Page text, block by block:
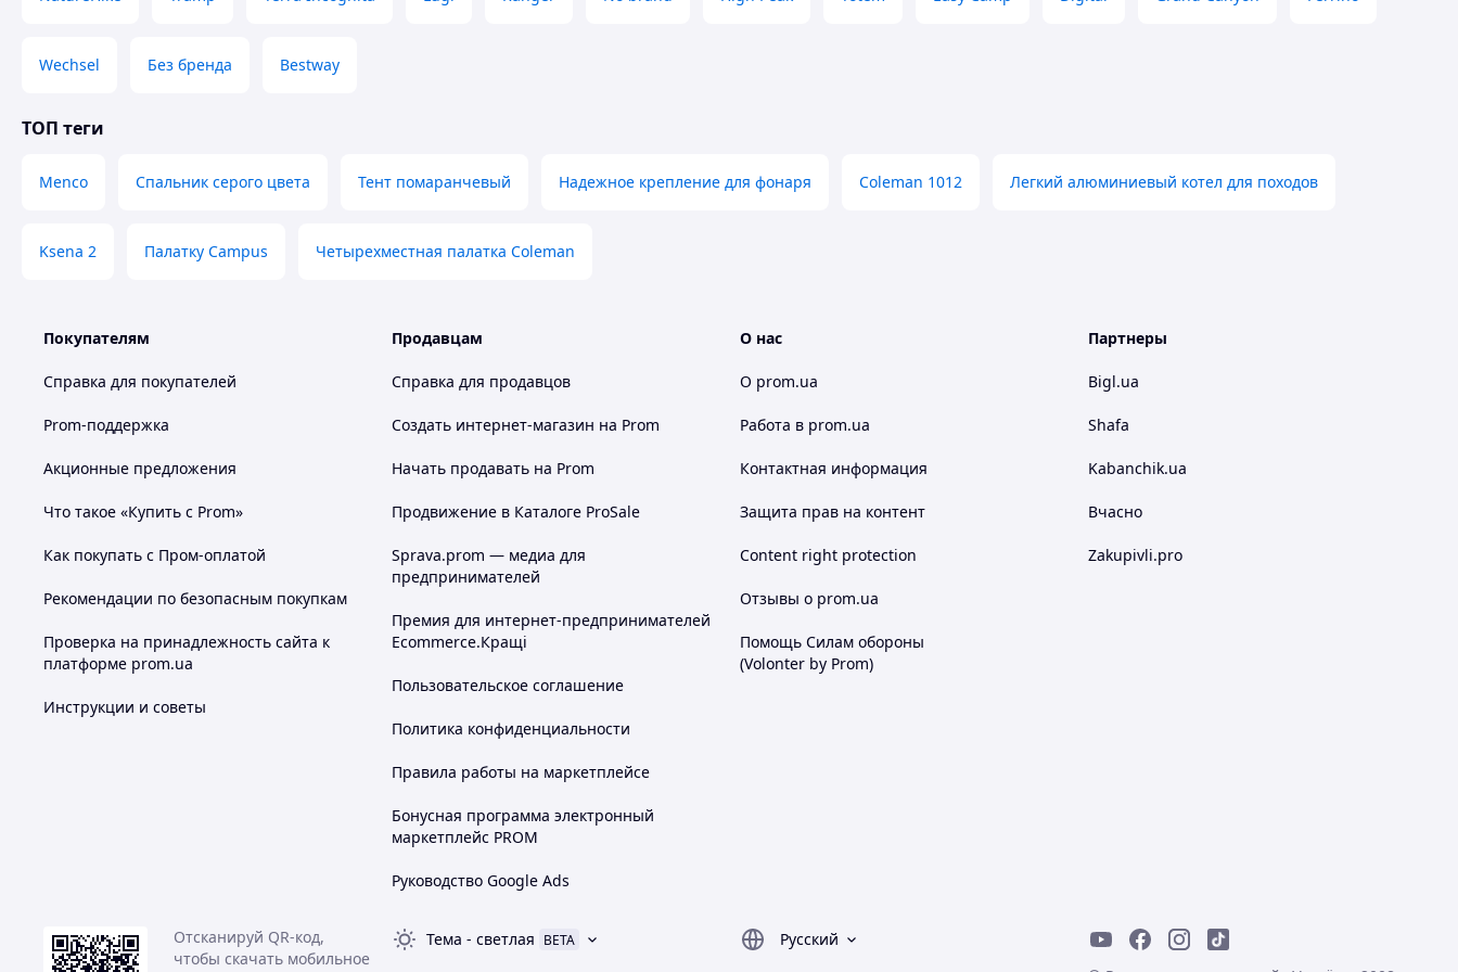
рыбалки и охоты
Преимущества:
Просторная зона внутри – комфортно для сна и отдыха
Удобная высота – можно сидеть без дискомфорта
Защита от дождя и ветра – надежные материалы
Хорошая вентиляция – окна с москитными сетками
Навес у входа – дополнительное укрытие от солнца и осадков
Wechsel Без бренда Bestway
ТОП теги
Menco Спальник серого цвета Тент помаранчевый Надежное крепление для фонаря Coleman 1012 Легкий алюминиевый котел для походов
Ksena 2 Палатку Campus Четырехместная палатка Coleman
Покупателям
Справка для покупателей
Prom-поддержка
Акционные предложения
Что такое «Купить с Prom»
Как покупать с Пром-оплатой
Рекомендации по безопасным покупкам
Проверка на принадлежность сайта к
платформе prom.ua
Инструкции и советы
Продавцам
Справка для продавцов
Создать интернет-магазин на Prom
Начать продавать на Prom
Продвижение в Каталоге ProSale
Sprava.prom — медиа для
предпринимателей
Премия для интернет-предпринимателей
Ecommerce.Кращі
Пользовательское соглашение
Политика конфиденциальности
Правила работы на маркетплейсе
Бонусная программа электронный
маркетплейс PROM
Руководство Google Ads
О нас
О prom.ua
Работа в prom.ua
Контактная информация
Защита прав на контент
Content right protection
Отзывы о prom.ua
Помощь Силам обороны
(Volonter by Prom)
Партнеры
Bigl.ua
Shafa
Kabanchik.ua
Вчасно
Zakupivli.pro
Отсканируй QR-код,
чтобы скачать мобильное
Тема - светлая BETA
Русский